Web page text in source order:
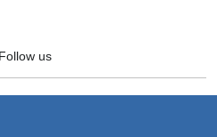
Follow us